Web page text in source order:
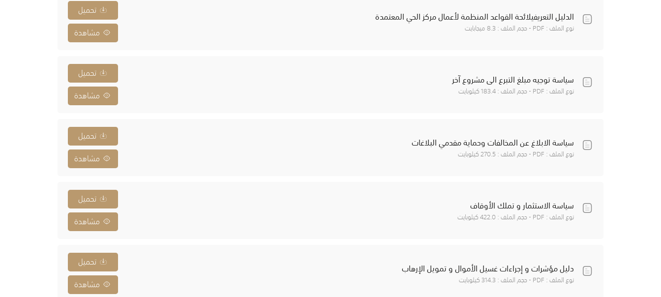
الدليل التعريفيلائحة القواعد المنظمة لأعمال مركز الحي المعتمدة
نوع الملف : PDF - حجم الملف : 8.3 ميجابايت
تحميل
مشاهدة
سياسة توجيه مبلغ التبرع الى مشروع آخر
نوع الملف : PDF - حجم الملف : 183.4 كيلوبايت
تحميل
مشاهدة
سياسة الابلاغ عن المخالفات وحماية مقدمي البلاغات
نوع الملف : PDF - حجم الملف : 270.5 كيلوبايت
تحميل
مشاهدة
سياسة الاستثمار و تملك الأوقاف
نوع الملف : PDF - حجم الملف : 422.0 كيلوبايت
تحميل
مشاهدة
دليل مؤشرات و إجراءات غسيل الأموال و تمويل الإرهاب
نوع الملف : PDF - حجم الملف : 314.3 كيلوبايت
تحميل
مشاهدة